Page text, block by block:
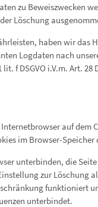
zu Beweiszwecken
Löschung
haben wir das
Logdaten nach
f DSGVO i.V.m. Art. 28
auf dem
im Browser-
unterbinden, die
zur Löschung
funktioniert
unterbindet.